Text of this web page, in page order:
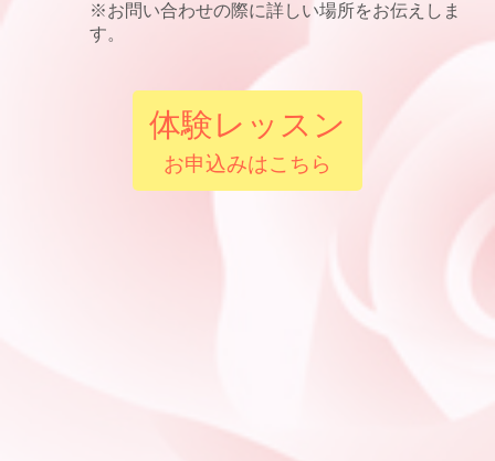
※お問い合わせの際に詳しい場所をお伝えしま
す。
体験レッスン
お申込みはこちら